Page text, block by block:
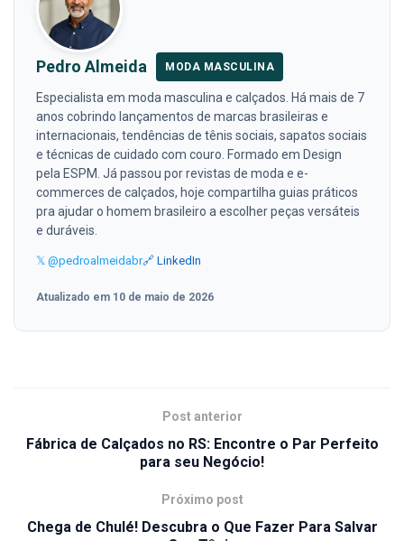
Pedro Almeida MODA MASCULINA
Especialista em moda masculina e calçados. Há mais de 7
anos cobrindo lançamentos de marcas brasileiras e
internacionais, tendências de tênis sociais, sapatos sociais
e técnicas de cuidado com couro. Formado em Design
pela ESPM. Já passou por revistas de moda e e-
commerces de calçados, hoje compartilha guias práticos
pra ajudar o homem brasileiro a escolher peças versáteis
e duráveis.
𝕏 @pedroalmeidabr🔗 LinkedIn
Atualizado em 10 de maio de 2026
Post anterior
Fábrica de Calçados no RS: Encontre o Par Perfeito
para seu Negócio!
Próximo post
Chega de Chulé! Descubra o Que Fazer Para Salvar